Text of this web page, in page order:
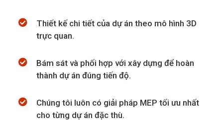
Thiết kế chi tiết của dự án theo mô hình 3D
trực quan.
Bám sát và phối hợp với xây dựng để hoàn
thành dự án đúng tiến độ.
Chúng tôi luôn có giải pháp MEP tối ưu nhất
cho từng dự án đặc thù.